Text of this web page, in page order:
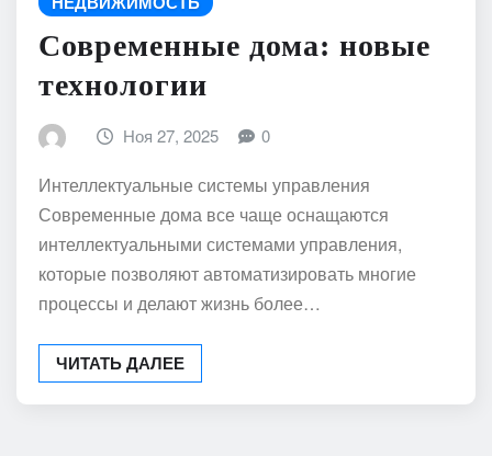
Современные дома: новые
технологии
Ноя 27, 2025 0
Интеллектуальные системы управления
Современные дома все чаще оснащаются
интеллектуальными системами управления,
которые позволяют автоматизировать многие
процессы и делают жизнь более…
ЧИТАТЬ ДАЛЕЕ